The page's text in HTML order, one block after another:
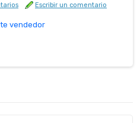
Escribir un comentario
vendedor